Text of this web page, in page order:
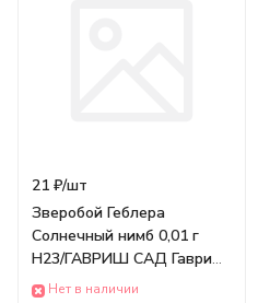
21 ₽/шт
Зверобой Геблера
Солнечный нимб 0,01 г
Н23/ГАВРИШ САД Гавриш
ОВОЩИ
Нет в наличии